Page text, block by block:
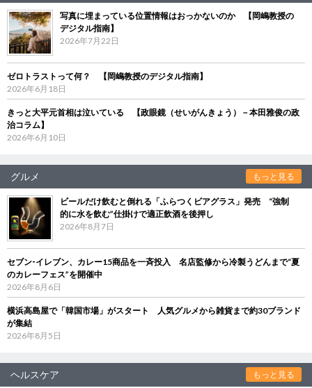
写真に埋まっている位置情報はおっかないのか 【岡嶋教授の
デジタル指南】
2026年7月22日
ゼロトラストって何？ 【岡嶋教授のデジタル指南】
2026年6月18日
きっと大平元首相は泣いている 【政眼鏡（せいがんきょう）－本田雅俊の政
治コラム】
2026年6月10日
グルメ もっと見る
ビールだけ飲むと倒れる「ふらつくビアグラス」発売 “強制
的に水を飲む”仕掛けで適正飲酒を後押し
2026年8月7日
セブン‐イレブン、カレー15商品を一斉投入 名店監修から冷製うどんまで“夏
のカレーフェス”を開催中
2026年8月6日
横浜高島屋で「韓国市場」がスタート 人気グルメから雑貨まで約30ブランド
が集結
2026年8月5日
ヘルスケア もっと見る